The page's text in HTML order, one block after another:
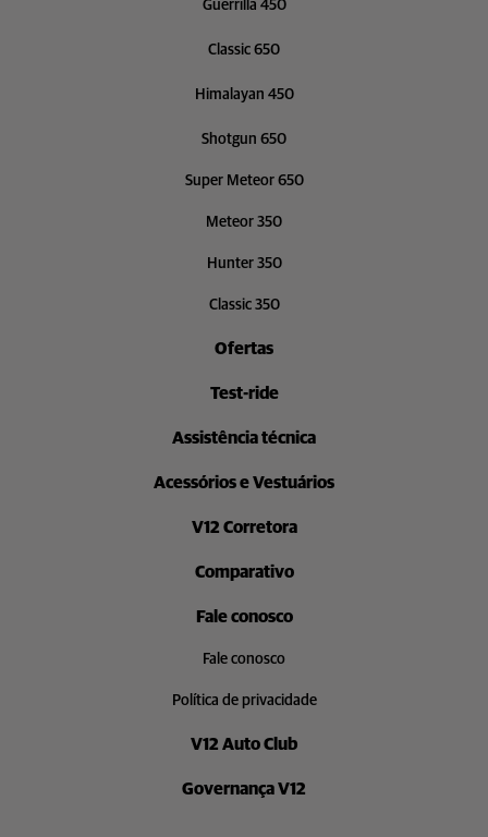
Guerrilla 450
Classic 650
Himalayan 450
Shotgun 650
Super Meteor 650
Meteor 350
Hunter 350
Classic 350
Ofertas
Test-ride
Assistência técnica
Acessórios e Vestuários
V12 Corretora
Comparativo
Fale conosco
Fale conosco
Política de privacidade
V12 Auto Club
Governança V12